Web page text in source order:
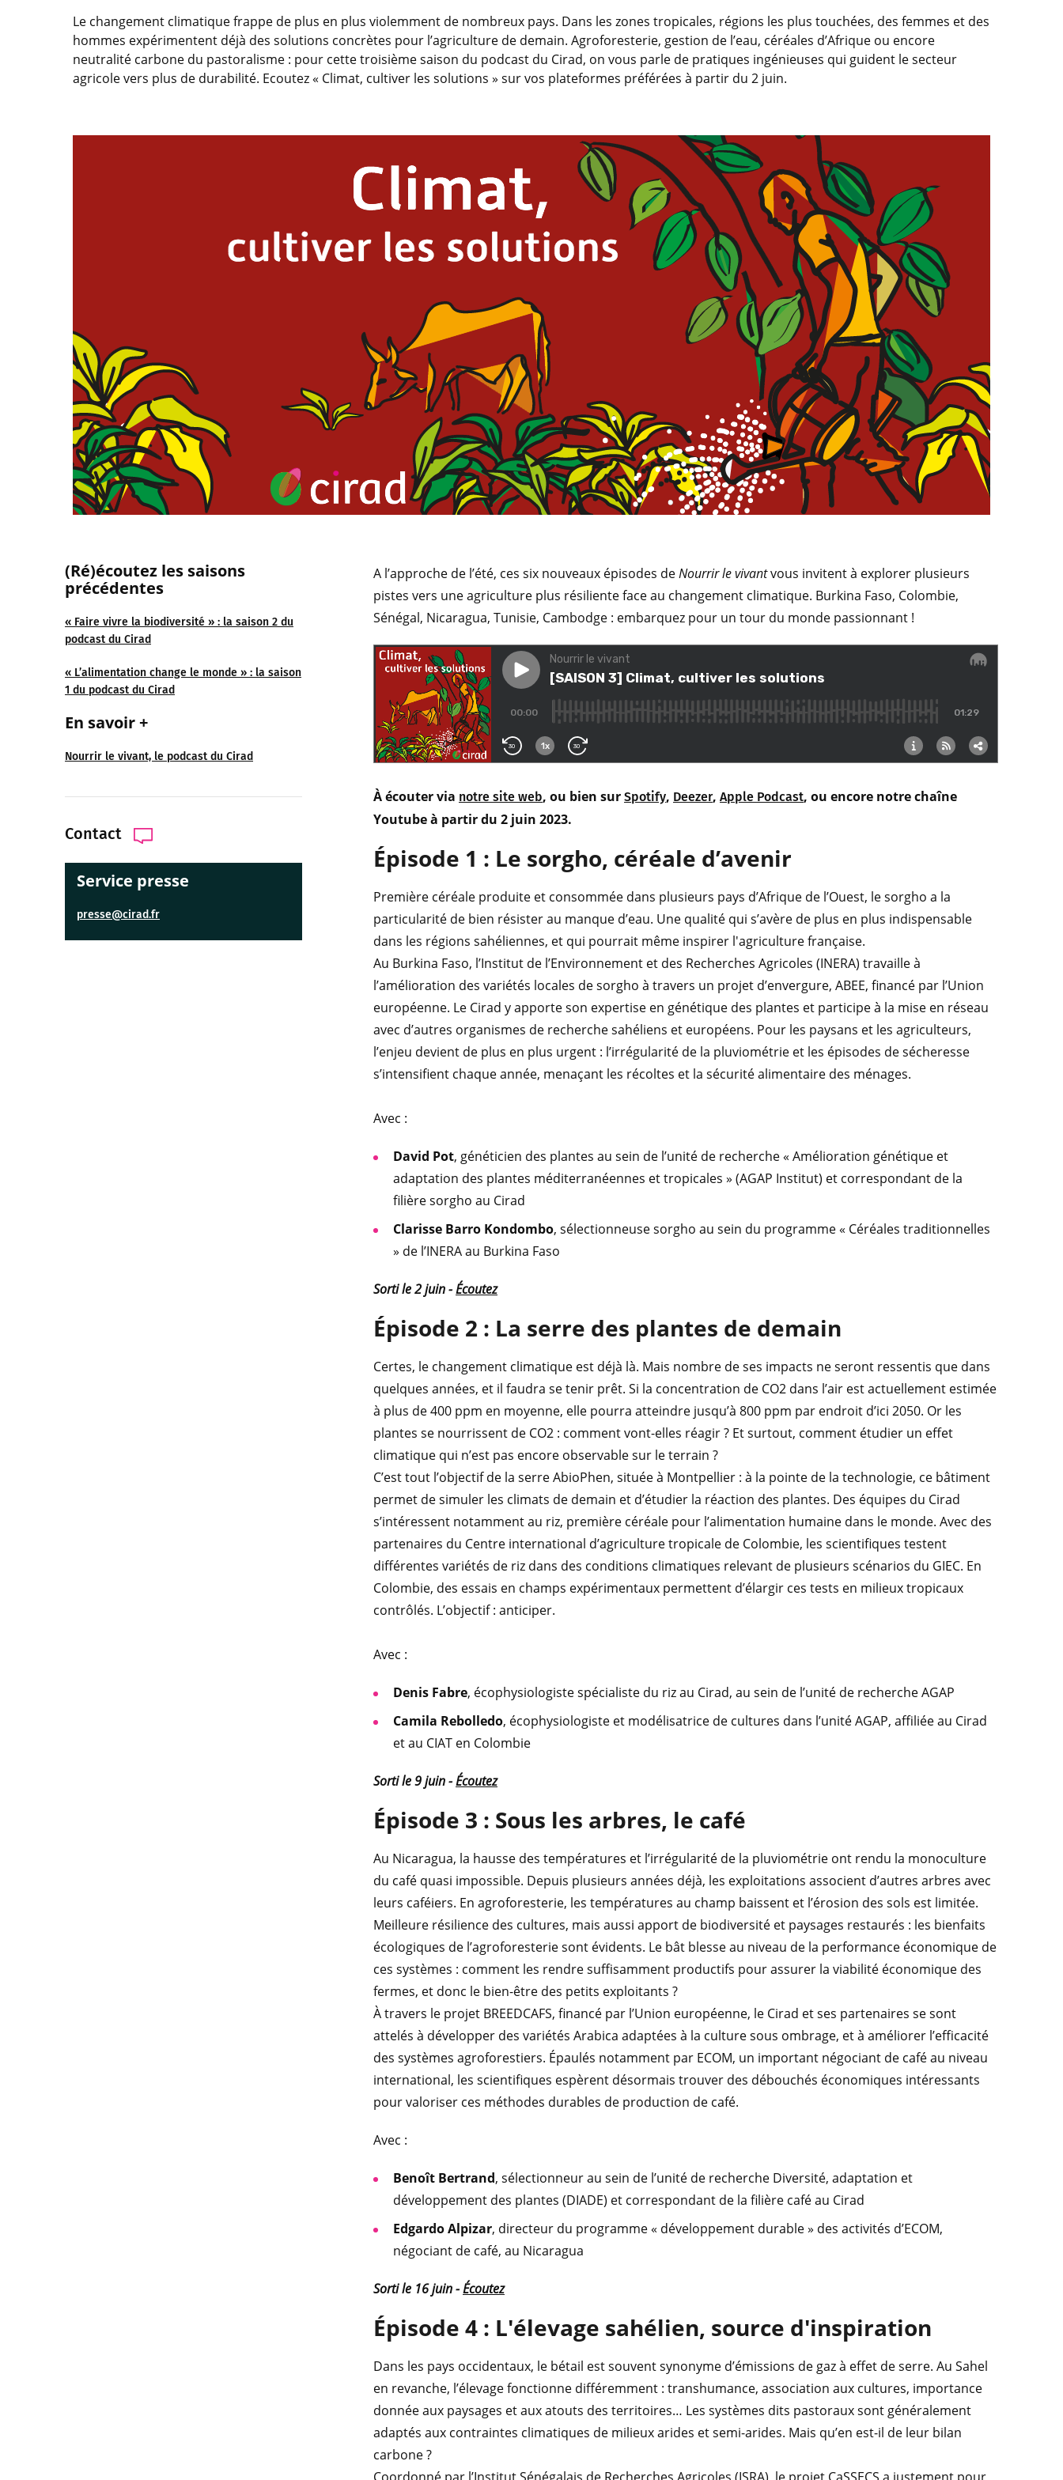
Le changement climatique frappe de plus en plus violemment de nombreux pays. Dans les zones tropicales, régions les plus touchées, des femmes et des
hommes expérimentent déjà des solutions concrètes pour l’agriculture de demain. Agroforesterie, gestion de l’eau, céréales d’Afrique ou encore
neutralité carbone du pastoralisme : pour cette troisième saison du podcast du Cirad, on vous parle de pratiques ingénieuses qui guident le secteur
agricole vers plus de durabilité. Ecoutez « Climat, cultiver les solutions » sur vos plateformes préférées à partir du 2 juin.
(Ré)écoutez les saisons
précédentes
« Faire vivre la biodiversité » : la saison 2 du
podcast du Cirad
« L’alimentation change le monde » : la saison
1 du podcast du Cirad
En savoir +
Nourrir le vivant, le podcast du Cirad
Contact
Service presse
presse@cirad.fr
A l’approche de l’été, ces six nouveaux épisodes deNourrir le vivantvous invitent à explorer plusieurs
pistes vers une agriculture plus résiliente face au changement climatique. Burkina Faso, Colombie,
Sénégal, Nicaragua, Tunisie, Cambodge : embarquez pour un tour du monde passionnant !
À écouter via notre site web, ou bien sur Spotify, Deezer, Apple Podcast, ou encore notre chaîne
Youtube à partir du 2 juin 2023.
Épisode 1 : Le sorgho, céréale d’avenir
Première céréale produite et consommée dans plusieurs pays d’Afrique de l’Ouest, le sorgho a la
particularité de bien résister au manque d’eau. Une qualité qui s’avère de plus en plus indispensable
dans les régions sahéliennes, et qui pourrait même inspirer l'agriculture française.
Au Burkina Faso, l’Institut de l’Environnement et des Recherches Agricoles (INERA) travaille à
l’amélioration des variétés locales de sorgho à travers un projet d’envergure, ABEE, financé par l’Union
européenne. Le Cirad y apporte son expertise en génétique des plantes et participe à la mise en réseau
avec d’autres organismes de recherche sahéliens et européens. Pour les paysans et les agriculteurs,
l’enjeu devient de plus en plus urgent : l’irrégularité de la pluviométrie et les épisodes de sécheresse
s’intensifient chaque année, menaçant les récoltes et la sécurité alimentaire des ménages.
Avec :
David Pot, généticien des plantes au sein de l’unité de recherche « Amélioration génétique et
adaptation des plantes méditerranéennes et tropicales » (AGAP Institut) et correspondant de la
filière sorgho au Cirad
Clarisse Barro Kondombo, sélectionneuse sorgho au sein du programme « Céréales traditionnelles
» de l’INERA au Burkina Faso
Sorti le 2 juin -Écoutez
Épisode 2 : La serre des plantes de demain
Certes, le changement climatique est déjà là. Mais nombre de ses impacts ne seront ressentis que dans
quelques années, et il faudra se tenir prêt. Si la concentration de CO2 dans l’air est actuellement estimée
à plus de 400 ppm en moyenne, elle pourra atteindre jusqu’à 800 ppm par endroit d’ici 2050. Or les
plantes se nourrissent de CO2 : comment vont-elles réagir ? Et surtout, comment étudier un effet
climatique qui n’est pas encore observable sur le terrain ?
C’est tout l’objectif de la serre AbioPhen, située à Montpellier : à la pointe de la technologie, ce bâtiment
permet de simuler les climats de demain et d’étudier la réaction des plantes. Des équipes du Cirad
s’intéressent notamment au riz, première céréale pour l’alimentation humaine dans le monde. Avec des
partenaires du Centre international d’agriculture tropicale de Colombie, les scientifiques testent
différentes variétés de riz dans des conditions climatiques relevant de plusieurs scénarios du GIEC. En
Colombie, des essais en champs expérimentaux permettent d’élargir ces tests en milieux tropicaux
contrôlés. L’objectif : anticiper.
Avec :
Denis Fabre, écophysiologiste spécialiste du riz au Cirad, au sein de l’unité de recherche AGAP
Camila Rebolledo, écophysiologiste et modélisatrice de cultures dans l’unité AGAP, affiliée au Cirad
et au CIAT en Colombie
Sorti le 9 juin -Écoutez
Épisode 3 : Sous les arbres, le café
Au Nicaragua, la hausse des températures et l’irrégularité de la pluviométrie ont rendu la monoculture
du café quasi impossible. Depuis plusieurs années déjà, les exploitations associent d’autres arbres avec
leurs caféiers. En agroforesterie, les températures au champ baissent et l’érosion des sols est limitée.
Meilleure résilience des cultures, mais aussi apport de biodiversité et paysages restaurés : les bienfaits
écologiques de l’agroforesterie sont évidents. Le bât blesse au niveau de la performance économique de
ces systèmes : comment les rendre suffisamment productifs pour assurer la viabilité économique des
fermes, et donc le bien-être des petits exploitants ?
À travers le projet BREEDCAFS, financé par l’Union européenne, le Cirad et ses partenaires se sont
attelés à développer des variétés Arabica adaptées à la culture sous ombrage, et à améliorer l’efficacité
des systèmes agroforestiers. Épaulés notamment par ECOM, un important négociant de café au niveau
international, les scientifiques espèrent désormais trouver des débouchés économiques intéressants
pour valoriser ces méthodes durables de production de café.
Avec :
Benoît Bertrand, sélectionneur au sein de l’unité de recherche Diversité, adaptation et
développement des plantes (DIADE) et correspondant de la filière café au Cirad
Edgardo Alpizar, directeur du programme « développement durable » des activités d’ECOM,
négociant de café, au Nicaragua
Sortile 16 juin -Écoutez
Épisode 4 : L'élevage sahélien, source d'inspiration
Dans les pays occidentaux, le bétail est souvent synonyme d’émissions de gaz à effet de serre. Au Sahel
en revanche, l’élevage fonctionne différemment : transhumance, association aux cultures, importance
donnée aux paysages et aux atouts des territoires… Les systèmes dits pastoraux sont généralement
adaptés aux contraintes climatiques de milieux arides et semi-arides. Mais qu’en est-il de leur bilan
carbone ?